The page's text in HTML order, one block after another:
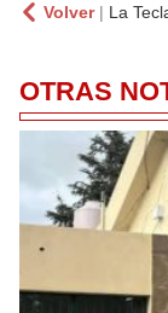
Volver| La
OTRAS